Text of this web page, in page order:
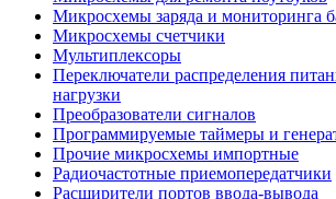
Микросхемы заряда и мониторинга
Микросхемы счетчики
Мультиплексоры
Переключатели распределения
нагрузки
Преобразователи сигналов
Программируемые таймеры и
Прочие микросхемы импортные
Радиочастотные приемопередатчики
Расширители портов ввода-вывода